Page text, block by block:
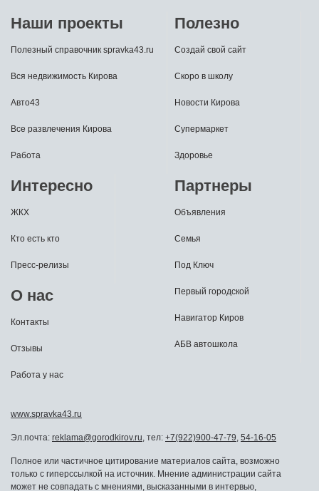
Наши проекты
Полезный справочник spravka43.ru
Вся недвижимость Кирова
Авто43
Все развлечения Кирова
Работа
Полезно
Создай свой сайт
Скоро в школу
Новости Кирова
Супермаркет
Здоровье
Интересно
ЖКХ
Кто есть кто
Пресс-релизы
О нас
Контакты
Отзывы
Работа у нас
Партнеры
Объявления
Семья
Под Ключ
Первый городской
Навигатор Киров
АБВ автошкола
www.spravka43.ru
Эл.почта: reklama@gorodkirov.ru, тел: +7(922)900-47-79, 54-16-05
Полное или частичное цитирование материалов сайта, возможно
только с гиперссылкой на источник. Мнение администрации сайта
может не совпадать с мнениями, высказанными в интервью,